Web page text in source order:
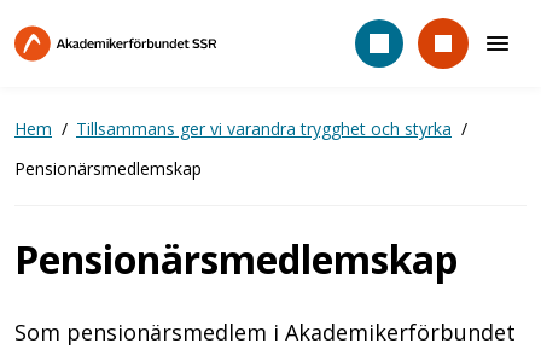
till
Hem
Tillsammans ger vi varandra trygghet och styrka
Pensionärsmedlemskap
Pensionärsmedlemskap
Som pensionärsmedlem i Akademikerförbundet